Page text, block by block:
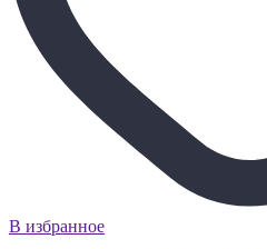
В избранное